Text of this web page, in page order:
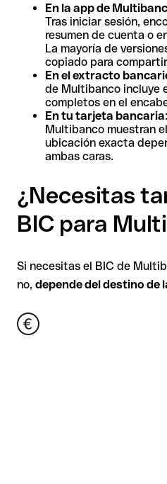
En la app de
Tras iniciar sesión,
resumen de cuenta o
La mayoría de
copiado para
En el extracto
de Multibanco incluye
completos en el
En tu tarjeta bancaria
Multibanco muestran
ubicación exacta
ambas caras.
¿Necesitas
BIC para
Si necesitas el BIC de
no, depende del destino de